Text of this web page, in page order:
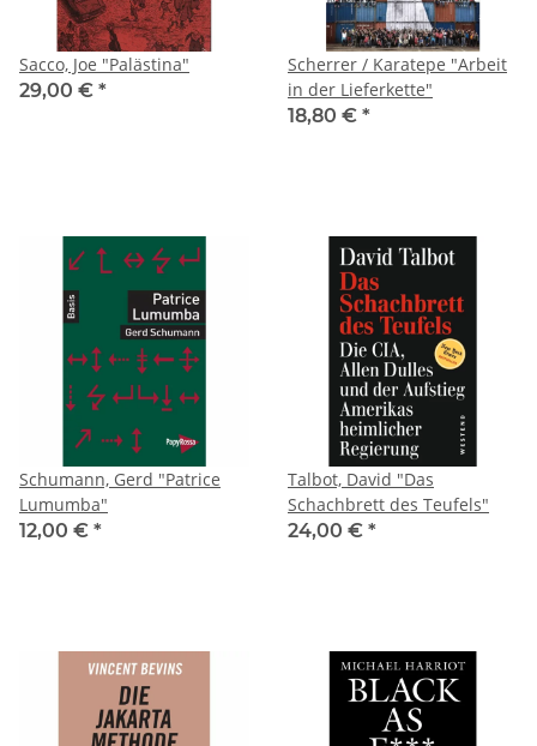
Sacco, Joe "Palästina"
29,00 € *
Scherrer / Karatepe "Arbeit
in der Lieferkette"
18,80 € *
Schumann, Gerd "Patrice
Lumumba"
12,00 € *
Talbot, David "Das
Schachbrett des Teufels"
24,00 € *